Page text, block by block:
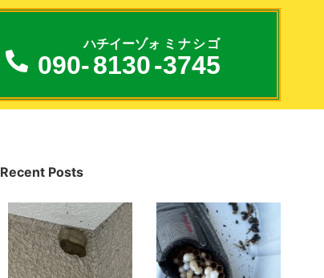
090-8130
ハチイーゾォ
-3745
ミナシゴ
Recent Posts